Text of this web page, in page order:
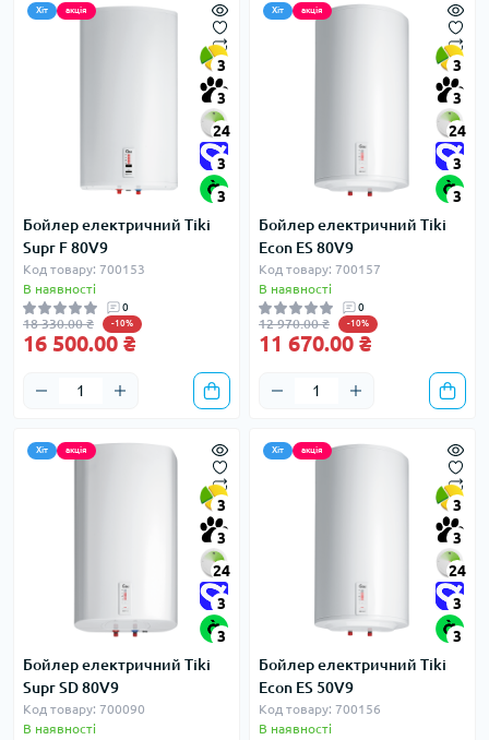
Хіт акція
3
3
24
3
3
Бойлер електричний Tiki
Supr F 80V9
Код товару: 700153
В наявності
0
18 330.00 ₴ -10%
16 500.00 ₴
Хіт акція
3
3
24
3
3
Бойлер електричний Tiki
Econ ES 80V9
Код товару: 700157
В наявності
0
12 970.00 ₴ -10%
11 670.00 ₴
Хіт акція
3
3
24
3
3
Бойлер електричний Tiki
Supr SD 80V9
Код товару: 700090
В наявності
Хіт акція
3
3
24
3
3
Бойлер електричний Tiki
Econ ES 50V9
Код товару: 700156
В наявності